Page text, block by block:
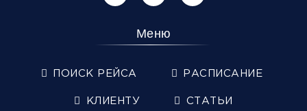
Меню
ПОИСК РЕЙСА РАСПИСАНИЕ
КЛИЕНТУ СТАТЬИ